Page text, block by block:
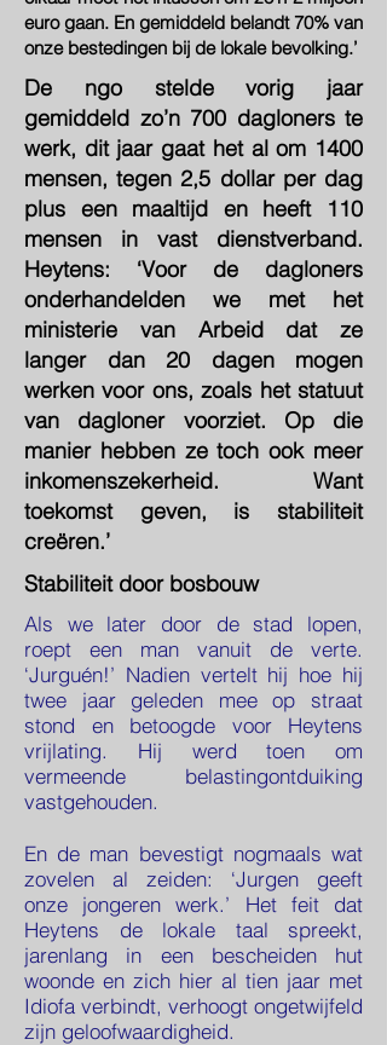
euro gaan. En gemiddeld belandt 70% van
onze bestedingen bij de lokale bevolking.’
De ngo stelde vorig jaar
gemiddeld zo’n 700 dagloners te
werk, dit jaar gaat het al om 1400
mensen, tegen 2,5 dollar per dag
plus een maaltijd en heeft 110
mensen in vast dienstverband.
Heytens: ‘Voor de dagloners
onderhandelden we met het
ministerie van Arbeid dat ze
langer dan 20 dagen mogen
werken voor ons, zoals het statuut
van dagloner voorziet. Op die
manier hebben ze toch ook meer
inkomenszekerheid. Want
toekomst geven, is stabiliteit
creëren.’
Stabiliteit door bosbouw
Als we later door de stad lopen,
roept een man vanuit de verte.
‘Jurguén!’ Nadien vertelt hij hoe hij
twee jaar geleden mee op straat
stond en betoogde voor Heytens
vrijlating. Hij werd toen om
vermeende belastingontduiking
vastgehouden.
En de man bevestigt nogmaals wat
zovelen al zeiden: ‘Jurgen geeft
onze jongeren werk.’ Het feit dat
Heytens de lokale taal spreekt,
jarenlang in een bescheiden hut
woonde en zich hier al tien jaar met
Idiofa verbindt, verhoogt ongetwijfeld
zijn geloofwaardigheid.